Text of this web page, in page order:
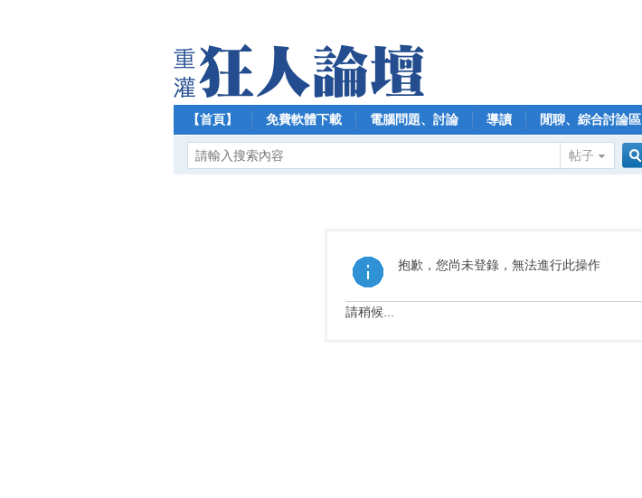
【首頁】 免費軟體下載 電腦問題、討論 導讀 閒聊、綜合討論區
帖子
抱歉，您尚未登錄，無法進行此操作
請稍候...